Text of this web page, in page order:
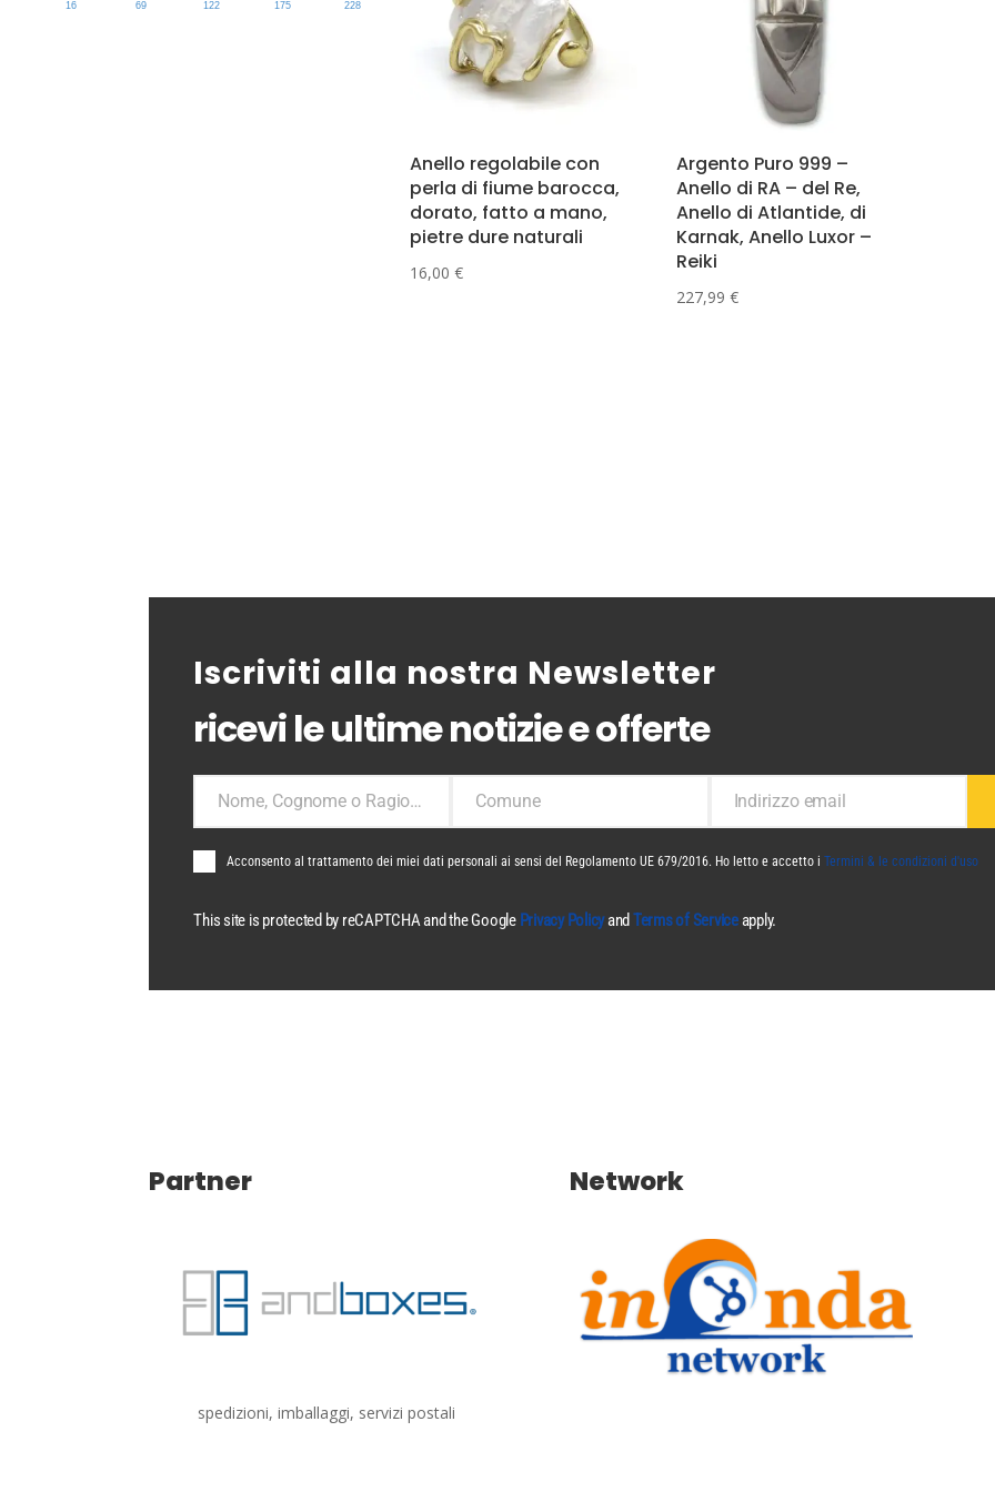
16 69 122 175 228
Anello regolabile con
perla di fiume barocca,
dorato, fatto a mano,
pietre dure naturali
16,00€
Argento Puro 999 –
Anello di RA – del Re,
Anello di Atlantide, di
Karnak, Anello Luxor –
Reiki
227,99 €
Iscriviti alla nostra Newsletter
ricevi le ultime notizie e offerte
Nome,Cognome
Ragione
Nome, Cognome o Ragione Sociale
Comune
Comune
email
Indirizzo email
Acconsento al trattamento dei miei dati personali ai sensi del Regolamento UE 679/2016. Ho letto e accetto iTermini & le condizioni d'uso
This site is protected by reCAPTCHA and the Google Privacy Policyand Terms of Serviceapply.
Partner
spedizioni, imballaggi, servizi postali
Network